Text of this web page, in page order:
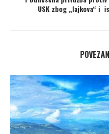
USK zbog „lajkova“ i